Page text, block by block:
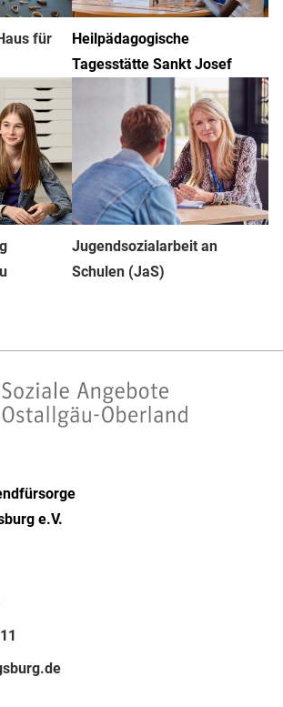
für
Heilpädagogische
Tagesstätte Sankt Josef
Jugendsozialarbeit an
Schulen (JaS)
e.V.